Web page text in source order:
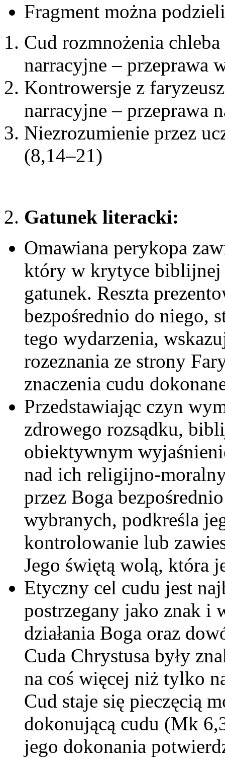
Fragment można
Cud rozmnożenia
narracyjne – przeprawa
Kontrowersje z
narracyjne – przeprawa
Niezrozumienie przez
(8,14–21)
Gatunek literacki:
Omawiana perykopa
który w krytyce biblijnej
gatunek. Reszta
bezpośrednio do niego,
tego wydarzenia,
rozeznania ze strony
znaczenia cudu
Przedstawiając czyn
zdrowego rozsądku,
obiektywnym
nad ich religijno-
przez Boga
wybranych, podkreśla
kontrolowanie lub
Jego świętą wolą, która
Etyczny cel cudu jest
postrzegany jako znak i
działania Boga oraz
Cuda Chrystusa były
na coś więcej niż tylko
Cud staje się pieczęcią
dokonującą cudu (Mk
jego dokonania